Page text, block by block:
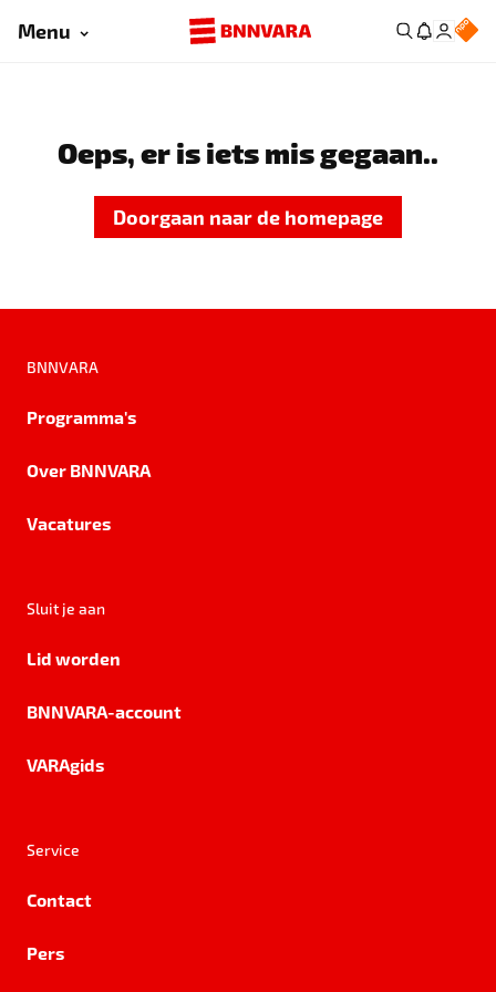
Menu
Oeps, er is iets mis gegaan..
Doorgaan naar de homepage
BNNVARA
Programma's
Over BNNVARA
Vacatures
Sluit je aan
Lid worden
BNNVARA-account
VARAgids
Service
Contact
Pers